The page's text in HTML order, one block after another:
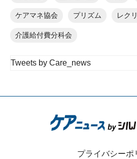
ケアマネ協会 プリズム レク
介護給付費分科会
Tweets by Care_news
プライバシーポ